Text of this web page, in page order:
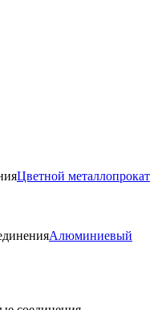
Цветной металлопрокат
Алюминиевый